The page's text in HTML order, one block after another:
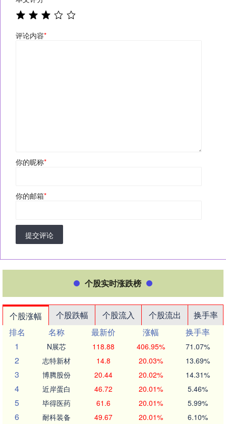
评论内容*
你的昵称*
你的邮箱*
提交评论
个股实时涨跌榜
个股涨幅 个股跌幅 个股流入 个股流出
换手率
排名
名称 最新价 涨幅
换手率
1
N展芯 118.88 406.95% 71.07%
2 志特新材 14.8 20.03% 13.69%
3 博腾股份 20.44 20.02% 14.31%
4 近岸蛋白 46.72 20.01% 5.46%
5 毕得医药 61.6 20.01% 5.99%
6 耐科装备 49.67 20.01% 6.10%